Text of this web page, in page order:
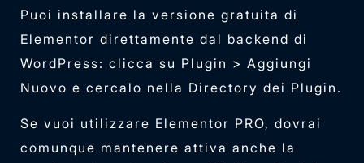
Puoi installare la versione gratuita di
Elementor direttamente dal backend di
WordPress: clicca su Plugin > Aggiungi
Nuovo e cercalo nella Directory dei Plugin.
Se vuoi utilizzare Elementor PRO, dovrai
comunque mantenere attiva anche la